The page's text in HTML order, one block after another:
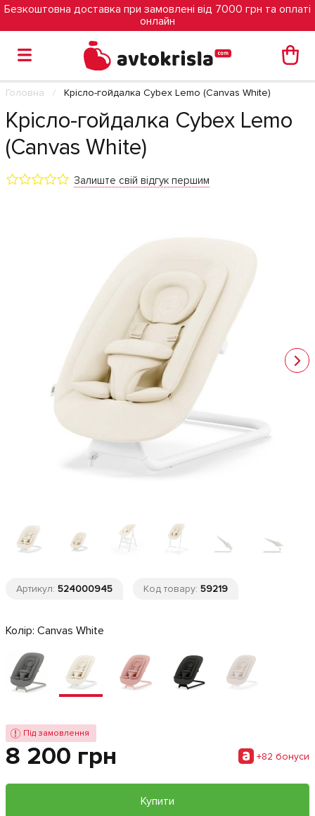
Безкоштовна доставка при замовлені від 7000 грн та оплаті
онлайн
Головна Крісло-гойдалка Cybex Lemo (Canvas White)
Крісло-гойдалка Cybex Lemo
(Canvas White)
Залиште свій відгук першим
Артикул: 524000945 Код товару: 59219
Колір: Canvas White
Під замовлення
8 200 грн +82 бонуси
Купити